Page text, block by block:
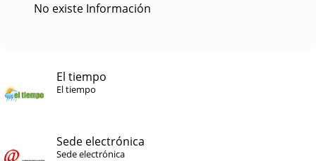
No existe Información
El tiempo
El tiempo
Sede electrónica
Sede electrónica